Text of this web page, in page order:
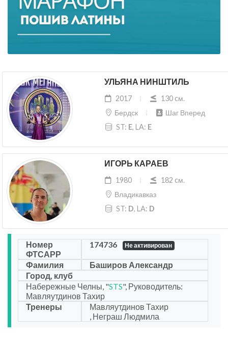
УЛЬЯНА НИНШТИЛЬ
2017
130 cм.
Бердск
Шаг Вперед
ST: E, LA: E
ИГОРЬ КАРАЕВ
1980
182 cм.
Владикавказ
ST: D, LA: D
Номер
ФТСАРР
174736 Не активирован
Фамилия
Баширов Александр
Город, клуб
Набережные Челны, "STS", Руководитель:
Мавляутдинов Тахир
Тренеры
Мавляутдинов Тахир
, Неграш Людмила